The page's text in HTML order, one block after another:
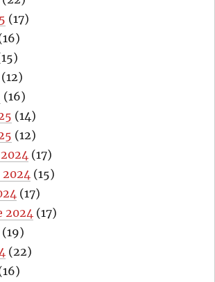
(17)
(12)
(16)
(14)
(12)
(17)
(15)
(17)
2024 (17)
(19)
(22)